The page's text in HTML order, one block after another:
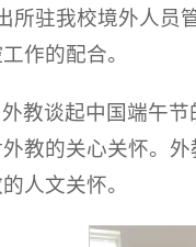
所驻我校境外人员
作的配合。
教谈起中国端午
教的关心关怀。
人文关怀。